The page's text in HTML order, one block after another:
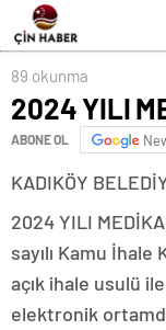
89 okunma
2024 YILI
ABONE OL
KADIKÖY
2024 YILI
sayılı Kamu
açık ihale usulü
elektronik